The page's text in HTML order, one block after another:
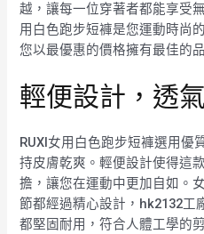
越，讓每一位穿著者都能享受
用白色跑步短褲是您運動時尚
您以最優惠的價格擁有最佳的
輕便設計，透
RUXI女用白色跑步短褲選用優
持皮膚乾爽。輕便設計使得這
擔，讓您在運動中更加自如。
節都經過精心設計，hk2132工
都堅固耐用，符合人體工學的